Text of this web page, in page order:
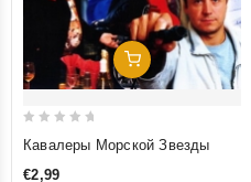
Добавить В Корзину
of
Кавалеры Морской Звезды
€2,99